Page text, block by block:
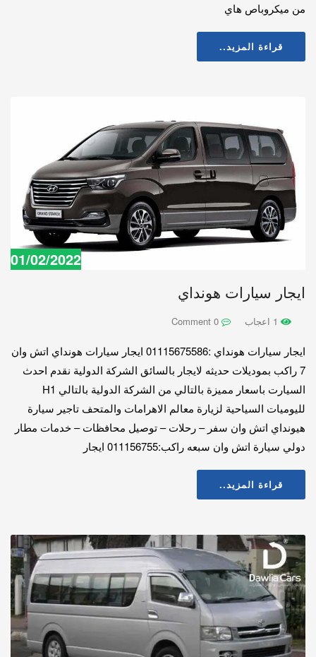
من ميكروباص هاي
قراءة المزيد..
01/02/2022
ايجار سيارات هونداي
ايجار سيارات هونداي :01115675586 ايجار سيارات هونداي اتش وان
7 راكب بموديلات حديثه لايجار بالسائق الشركة الدولية نقدم احدث
السيارت باسعار مميزة بالتالي من الشركة الدولية بالتالي H1
لليوميات السياحية لزيارة معالم الاهرامات والمتحف تاجير سيارة
هيونداي اتش وان سفر – رحلات – توصيل محافظات – خدمات مطار
دولي سيارة اتش وان سبعه راكب:011156755 ايجار
قراءة المزيد..